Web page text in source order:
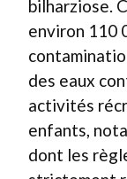
bilharziose.
environ 110
des eaux
activités
enfants,
dont les